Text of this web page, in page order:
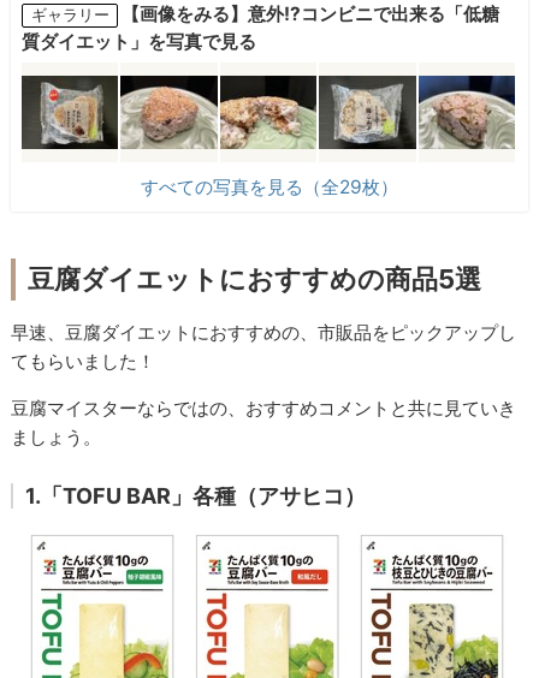
ギャラリー
【画像をみる】意外!?コンビニで出来る「低糖
質ダイエット」を写真で見る
すべての写真を見る（全29枚）
豆腐ダイエットにおすすめの商品5選
早速、豆腐ダイエットにおすすめの、市販品をピックアップし
てもらいました！
豆腐マイスターならではの、おすすめコメントと共に見ていき
ましょう。
1.「TOFU BAR」各種（アサヒコ）